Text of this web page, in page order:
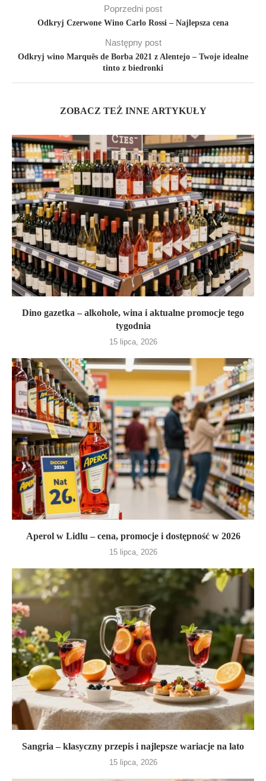
Poprzedni post
Odkryj Czerwone Wino Carlo Rossi – Najlepsza cena
Następny post
Odkryj wino Marquês de Borba 2021 z Alentejo – Twoje idealne
tinto z biedronki
ZOBACZ TEŻ INNE ARTYKUŁY
Dino gazetka – alkohole, wina i aktualne promocje tego
tygodnia
15 lipca, 2026
Aperol w Lidlu – cena, promocje i dostępność w 2026
15 lipca, 2026
Sangria – klasyczny przepis i najlepsze wariacje na lato
15 lipca, 2026